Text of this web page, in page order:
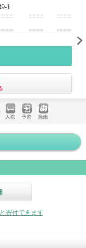
1
入院 予約 急患
寄付できます